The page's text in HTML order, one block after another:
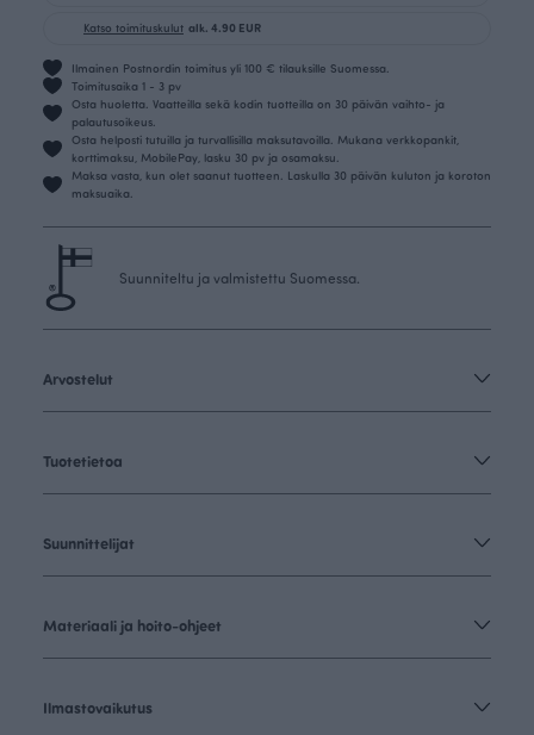
Katso toimituskulut alk. 4.90 EUR
Ilmainen Postnordin toimitus yli 100 € tilauksille Suomessa.
Toimitusaika 1 - 3 pv
Osta huoletta. Vaatteilla sekä kodin tuotteilla on 30 päivän vaihto- ja
palautusoikeus.
Osta helposti tutuilla ja turvallisilla maksutavoilla. Mukana verkkopankit,
korttimaksu, MobilePay, lasku 30 pv ja osamaksu.
Maksa vasta, kun olet saanut tuotteen. Laskulla 30 päivän kuluton ja koroton
maksuaika.
Suunniteltu ja valmistettu Suomessa.
Arvostelut
Tuotetietoa
Suunnittelijat
Materiaali ja hoito-ohjeet
Ilmastovaikutus